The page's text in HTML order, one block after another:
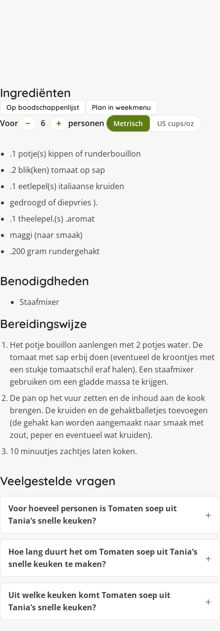
Ingrediënten
Op boodschappenlijst Plan in weekmenu
Voor − 6 + personen Metrisch US cups/oz
.1 potje(s) kippen of runderbouillon
.2 blik(ken) tomaat op sap
.1 eetlepel(s) italiaanse kruiden
gedroogd of diepvries ).
.1 theelepel.(s) .aromat
maggi (naar smaak)
.200 gram rundergehakt
Benodigdheden
Staafmixer
Bereidingswijze
Het potje bouillon aanlengen met 2 potjes water. De
tomaat met sap erbij doen (eventueel de kroontjes met
een stukje tomaatschil eraf halen). Een staafmixer
gebruiken om een gladde massa te krijgen.
De pan op het vuur zetten en de inhoud aan de kook
brengen. De kruiden en de gehaktballetjes toevoegen
(de gehakt kan worden aangemaakt naar smaak met
zout, peper en eventueel wat kruiden).
10 minuutjes zachtjes laten koken.
Veelgestelde vragen
Voor hoeveel personen is Tomaten soep uit
Tania’s snelle keuken?
Hoe lang duurt het om Tomaten soep uit Tania’s
snelle keuken te maken?
Uit welke keuken komt Tomaten soep uit
Tania’s snelle keuken?